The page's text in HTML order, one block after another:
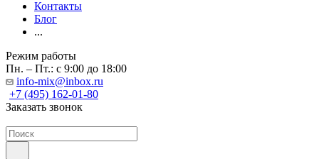
Контакты
Блог
...
Режим работы
Пн. – Пт.: с 9:00 до 18:00
info-mix@inbox.ru
+7 (495) 162-01-80
Заказать звонок